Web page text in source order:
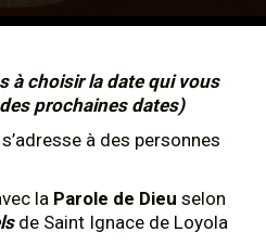
à choisir la date qui vous
prochaines dates)
s’adresse à des personnes
la Parole de Dieu selon
de Saint Ignace de Loyola